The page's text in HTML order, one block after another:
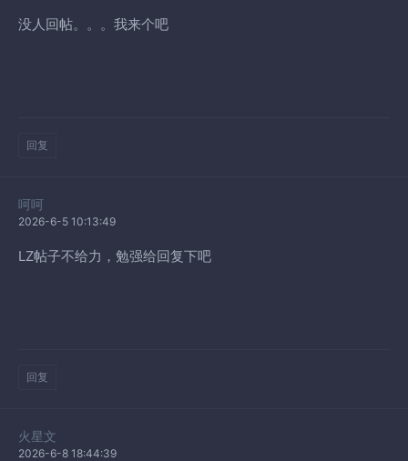
没人回帖。。。我来个吧
回复
呵呵
2026-6-5 10:13:49
LZ帖子不给力，勉强给回复下吧
回复
火星文
2026-6-8 18:44:39